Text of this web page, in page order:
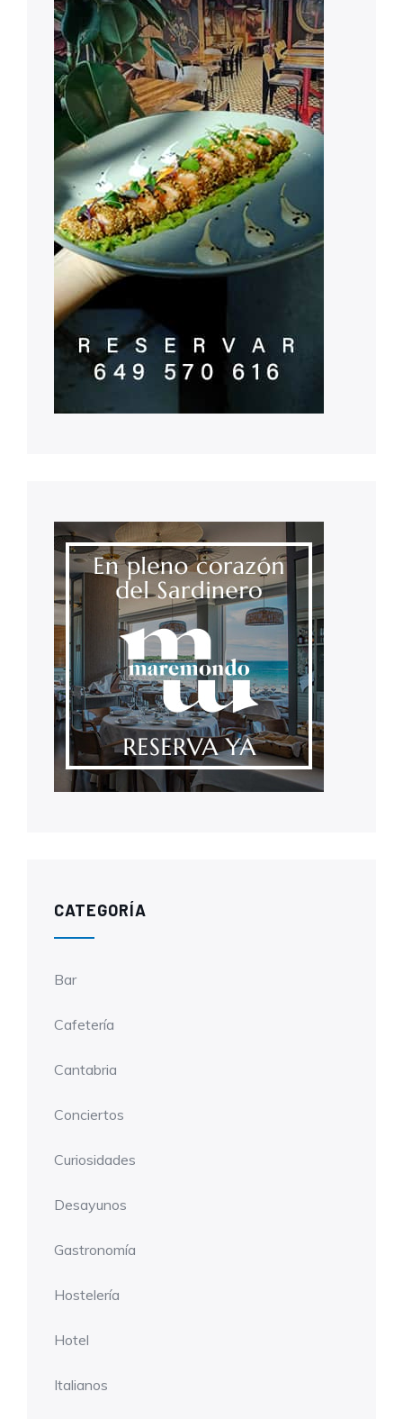
CATEGORÍA
Bar
Cafetería
Cantabria
Conciertos
Curiosidades
Desayunos
Gastronomía
Hostelería
Hotel
Italianos